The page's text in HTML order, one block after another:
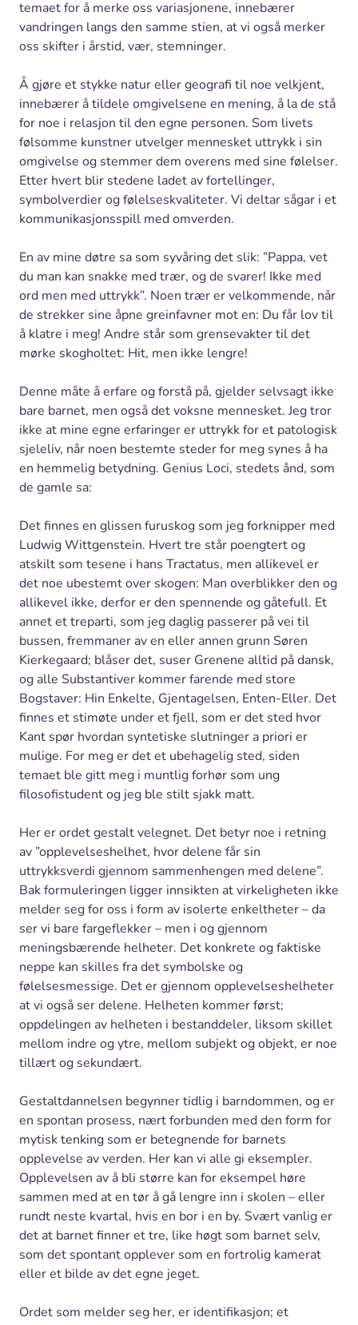
temaet for å merke oss variasjonene, innebærer
vandringen langs den samme stien, at vi også merker
oss skifter i årstid, vær, stemninger.
Å gjøre et stykke natur eller geografi til noe velkjent,
innebærer å tildele omgivelsene en mening, å la de stå
for noe i relasjon til den egne personen. Som livets
følsomme kunstner utvelger mennesket uttrykk i sin
omgivelse og stemmer dem overens med sine følelser.
Etter hvert blir stedene ladet av fortellinger,
symbolverdier og følelseskvaliteter. Vi deltar sågar i et
kommunikasjonsspill med omverden.
En av mine døtre sa som syvåring det slik: ”Pappa, vet
du man kan snakke med trær, og de svarer! Ikke med
ord men med uttrykk”. Noen trær er velkommende, når
de strekker sine åpne greinfavner mot en: Du får lov til
å klatre i meg! Andre står som grensevakter til det
mørke skogholtet: Hit, men ikke lengre!
Denne måte å erfare og forstå på, gjelder selvsagt ikke
bare barnet, men også det voksne mennesket. Jeg tror
ikke at mine egne erfaringer er uttrykk for et patologisk
sjeleliv, når noen bestemte steder for meg synes å ha
en hemmelig betydning. Genius Loci, stedets ånd, som
de gamle sa:
Det finnes en glissen furuskog som jeg forknipper med
Ludwig Wittgenstein. Hvert tre står poengtert og
atskilt som tesene i hans Tractatus, men allikevel er
det noe ubestemt over skogen: Man overblikker den og
allikevel ikke, derfor er den spennende og gåtefull. Et
annet et treparti, som jeg daglig passerer på vei til
bussen, fremmaner av en eller annen grunn Søren
Kierkegaard; blåser det, suser Grenene alltid på dansk,
og alle Substantiver kommer farende med store
Bogstaver: Hin Enkelte, Gjentagelsen, Enten-Eller. Det
finnes et stimøte under et fjell, som er det sted hvor
Kant spør hvordan syntetiske slutninger a priori er
mulige. For meg er det et ubehagelig sted, siden
temaet ble gitt meg i muntlig forhør som ung
filosofistudent og jeg ble stilt sjakk matt.
Her er ordet gestalt velegnet. Det betyr noe i retning
av ”opplevelseshelhet, hvor delene får sin
uttrykksverdi gjennom sammenhengen med delene”.
Bak formuleringen ligger innsikten at virkeligheten ikke
melder seg for oss i form av isolerte enkeltheter – da
ser vi bare fargeflekker – men i og gjennom
meningsbærende helheter. Det konkrete og faktiske
neppe kan skilles fra det symbolske og
følelsesmessige. Det er gjennom opplevelseshelheter
at vi også ser delene. Helheten kommer først;
oppdelingen av helheten i bestanddeler, liksom skillet
mellom indre og ytre, mellom subjekt og objekt, er noe
tillært og sekundært.
Gestaltdannelsen begynner tidlig i barndommen, og er
en spontan prosess, nært forbunden med den form for
mytisk tenking som er betegnende for barnets
opplevelse av verden. Her kan vi alle gi eksempler.
Opplevelsen av å bli større kan for eksempel høre
sammen med at en tør å gå lengre inn i skolen – eller
rundt neste kvartal, hvis en bor i en by. Svært vanlig er
det at barnet finner et tre, like høgt som barnet selv,
som det spontant opplever som en fortrolig kamerat
eller et bilde av det egne jeget.
Ordet som melder seg her, er identifikasjon; et